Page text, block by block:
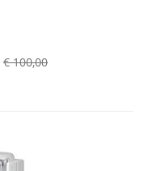
€ 100,00